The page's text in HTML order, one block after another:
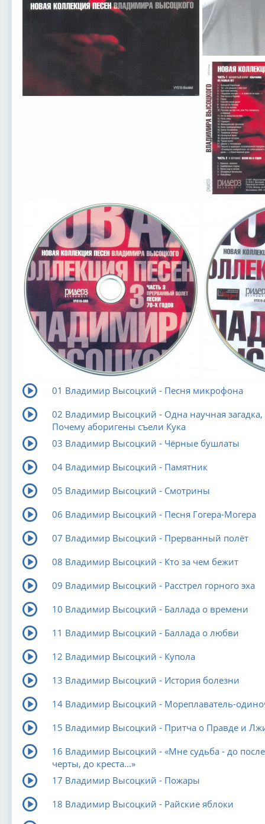
01 Владимир Высоцкий - Песня микрофона
02 Владимир Высоцкий - Одна научная
Почему аборигены съели Кука
03 Владимир Высоцкий - Чёрные бушлаты
04 Владимир Высоцкий - Памятник
05 Владимир Высоцкий - Смотрины
06 Владимир Высоцкий - Песня Гогера-Могера
07 Владимир Высоцкий - Прерванный полёт
08 Владимир Высоцкий - Кто за чем бежит
09 Владимир Высоцкий - Расстрел горного эха
10 Владимир Высоцкий - Баллада о времени
11 Владимир Высоцкий - Баллада о любви
12 Владимир Высоцкий - Купола
13 Владимир Высоцкий - История болезни
14 Владимир Высоцкий - Мореплаватель-
15 Владимир Высоцкий - Притча о Правде и
16 Владимир Высоцкий - «Мне судьба - до
черты, до креста...»
17 Владимир Высоцкий - Пожары
18 Владимир Высоцкий - Райские яблоки